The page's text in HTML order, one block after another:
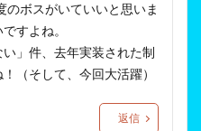
のボスがいていいと思いま
すよね。
い」件、去年実装された制
（そして、今回大活躍）
返信